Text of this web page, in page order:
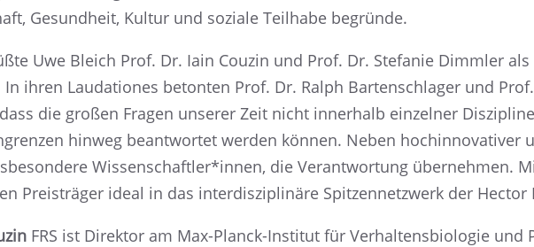
Gesund­heit, Kultur und soziale Teilhabe begründe.
Uwe Bleich Prof. Dr. Iain Couzin und Prof. Dr. Stefa­nie Dimmler
ihren Lauda­tio­nes beton­ten Prof. Dr. Ralph Barten­schla­ger und
die großen Fragen unserer Zeit nicht inner­halb einzel­ner
hinweg beant­wor­tet werden können. Neben hochin­no­va­ti­ver
Wissenschaftler*innen, die Verant­wor­tung überneh­men.
Preis­trä­ger ideal in das inter­dis­zi­pli­näre Spitzen­netz­werk der Hector
FRS ist Direk­tor am Max-Planck-Insti­tut für Verhal­tens­bio­lo­gie